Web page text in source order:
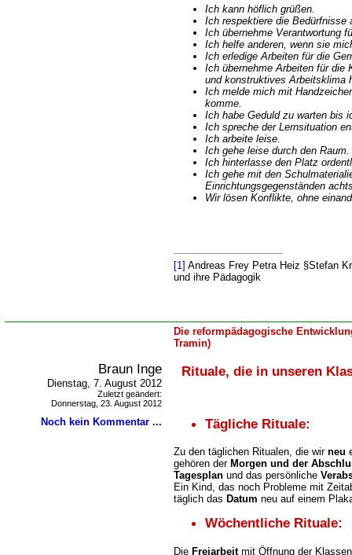
Ich kann höflich grüßen.
Ich respektiere die Bedürfnisse
Ich übernehme Verantwortung
Ich helfe anderen, wenn sie
Ich erledige Arbeiten für die
Ich übernehme Arbeiten für die
und konstruktives Arbeitsklima
Ich melde mich mit
komme.
Ich habe Geduld zu warten bis
Ich spreche der Lernsituation
Ich arbeite leise.
Ich gehe leise durch den Raum.
Ich hinterlasse den Platz
Ich gehe mit den
Einrichtungsgegenständen
Wir lösen Konflikte, ohne
[1] Andreas Frey Petra Heiz §Stefan
und ihre Pädagogik
Die reformpädagogische
Tramin)
Braun Inge
Dienstag, 7. August 2012
Zuletzt geändert:
Donnerstag, 23. August 2012
Noch kein Kommentar ...
Rituale, die in unseren
Tägliche Rituale:
Zu den täglichen Ritualen, die wir neu
gehören der Morgen und der
Tagesplan und das persönliche
Ein Kind, das noch Probleme mit
täglich das Datum neu auf einem
Wöchentliche Rituale:
Die Freiarbeitmit Öffnung der